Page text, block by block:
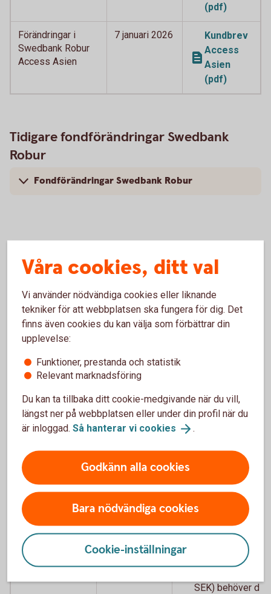
(pdf)
Förändringar i
Swedbank Robur
Access Asien
7 januari 2026
Kundbrev
Access
Asien
(pdf)
Tidigare fondförändringar Swedbank
Robur
Fondförändringar Swedbank Robur
Fondförändringar i fonder från
fondbolag som finns i vår fondlista
Fondförändring
Förändringen
sker
Brev och bilagor
sammanlägger
fonder
Fonder AB har
genomföra en
sammanläggning
Handelsbanken
Tema (A1 SEK)
och Handelsbanken
Tillväxtmarknad
Tema (A1 SEK).
Vill du köpa eller
sälja andelar i
Handelsbanken
Latinamerika
SEK) behöver d
Våra cookies, ditt val
Vi använder nödvändiga cookies eller liknande
tekniker för att webbplatsen ska fungera för dig. Det
finns även cookies du kan välja som förbättrar din
upplevelse:
Funktioner, prestanda och statistik
Relevant marknadsföring
Du kan ta tillbaka ditt cookie-medgivande när du vill,
längst ner på webbplatsen eller under din profil när du
är inloggad. Så hanterar vi cookies .
Godkänn alla cookies
Bara nödvändiga cookies
Cookie-inställningar